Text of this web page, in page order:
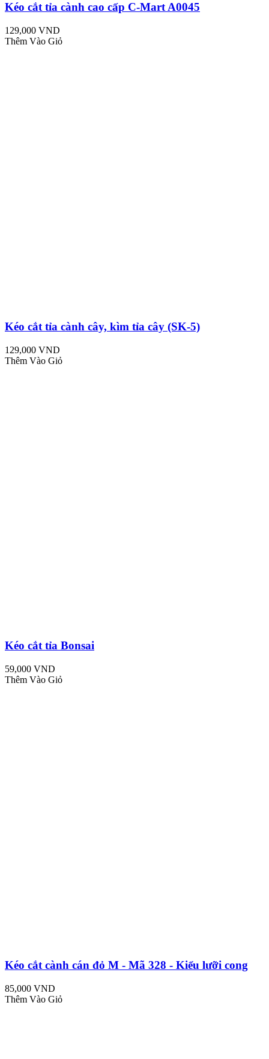
Kéo cắt tỉa cành cao cấp C-Mart A0045
129,000 VND
Thêm Vào Giỏ
Kéo cắt tỉa cành cây, kìm tỉa cây (SK-5)
129,000 VND
Thêm Vào Giỏ
Kéo cắt tỉa Bonsai
59,000 VND
Thêm Vào Giỏ
Kéo cắt cành cán đỏ M - Mã 328 - Kiểu lưỡi cong
85,000 VND
Thêm Vào Giỏ